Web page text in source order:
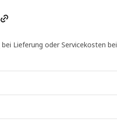
bei Lieferung oder Servicekosten bei